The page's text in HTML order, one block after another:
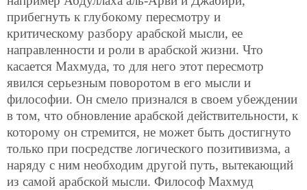
прибегнуть к глубокому пересмотру и
критическому разбору арабской мысли, ее
направленности и роли в арабской жизни. Что
касается Махмуда, то для него этот пересмотр
явился серьезным поворотом в его мысли и
философии. Он смело признался в своем убеждении
в том, что обновление арабской действительности, к
которому он стремится, не может быть достигнуто
только при посредстве логического позитивизма, а
наряду с ним необходим другой путь, вытекающий
из самой арабской мысли. Философ Махмуд